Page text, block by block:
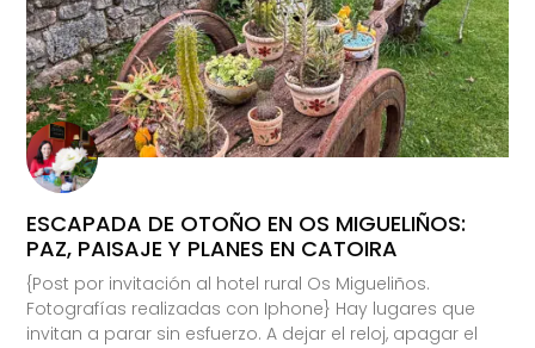
ESCAPADA DE OTOÑO EN OS MIGUELIÑOS:
PAZ, PAISAJE Y PLANES EN CATOIRA
{Post por invitación al hotel rural Os Migueliños.
Fotografías realizadas con Iphone} Hay lugares que
invitan a parar sin esfuerzo. A dejar el reloj, apagar el